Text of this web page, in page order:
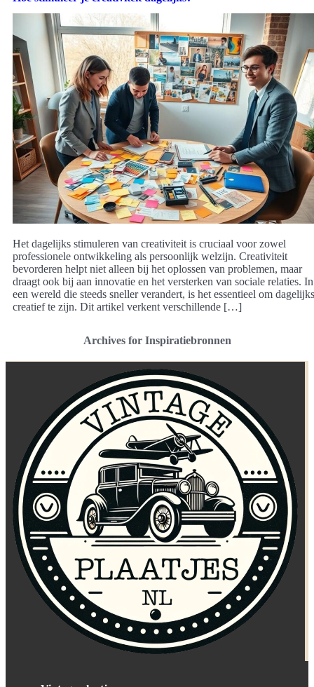
Het dagelijks stimuleren van creativiteit is cruciaal voor zowel
professionele ontwikkeling als persoonlijk welzijn. Creativiteit
bevorderen helpt niet alleen bij het oplossen van problemen, maar
draagt ook bij aan innovatie en het versterken van sociale relaties. In
een wereld die steeds sneller verandert, is het essentieel om dagelijks
creatief te zijn. Dit artikel verkent verschillende […]
Archives for Inspiratiebronnen